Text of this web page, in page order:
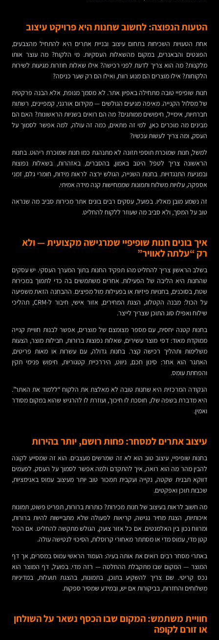
הטעות הנפוצה: לחשוב שחנות היא פרויקט עיצוב
אחת הטעויות השכיחות בתחום עיצוב ובניית אתרים היא להתחיל מהצבעים,
הפונטים והבאנרים, במקום מהשאלות העסקיות. מי הלקוח? מה עוצר אותו
מלקנות? מה הוא צריך לדעת לפני רכישה? אילו שאלות חוזרות מגיעות לשירות
הלקוחות? אילו מוצרים הם מנוע רווח, ואילו הם רק שער כניסה?
חנות שופיפיי טובה מתחילה באפיון אתר. לא מסמך מנופח, אלא הבנה פרקטית
של מסלול הקנייה. מאיפה מגיעים הגולשים — מקידום אורגני, קמפיינים, רשתות
חברתיות, אימייל, חיפושים ממותגים? מה הם רואים בשניות הראשונות? האם הם
מבינים מה מוכרים כאן, למי זה מתאים, כמה זה עולה, למה אפשר לסמוך על
העסק, ומה צריך לעשות עכשיו?
למשל, חנות שמוכרת תוספי תזונה לא מתנהגת כמו חנות שמוכרת ריהוט. בחנות
הראשונה צריך לטפל היטב באמון, בהסברים, באזהרות, בשאלות נפוצות
ובמניעת התנגדויות. בחנות השנייה, הגולש ירצה לראות מידות, חומרי גלם, זמני
אספקה, עלויות משלוח ותמונות שממחישות קנה מידה אמיתי.
זה נשמע מובן מאליו. בפועל, עסקים רבים בונים אתר מכירות סביב מה שנראה
טוב על המסך, ולא סביב מה שעוזר ללקוח להחליט.
איך בונים חנות שופיפיי שמרגישה מקצועית — ולא
רק “עלתה לאוויר”
בשלב הראשון צריך להחליט מהו תפקיד החנות בתוך המערך העסקי. יש עסקים
שהחנות היא הליבה של הפעילות. אחרים משתמשים בה כדי לתמוך במכירות
שטח, בסוכנים, בחנויות פיזיות או בפעילות מול מפיצים. ההבחנה הזאת משפיעה
על הכול: מבנה הקטלוג, הצגת המחירים, אזור אישי, חיבור ל-CRM, תהליכי
שילוח ואפילו סוג התוכן שצריך לייצר.
בחנות קטנה יחסית, עם מספר מצומצם של מוצרים, אפשר לבנות חוויית קנייה
ממוקדת מאוד: דפי מוצר עשירים, שאלות נפוצות ברורות, חבילות מוצר, הצעות
משלימות ותהליך רכישה קצר. בחנות גדולה, עם עשרות או מאות פריטים,
האתגר הוא אחר: סינון חכם, ניווט, היררכיית קטגוריות, חיפוש פנימי תקין
והפחתת עומס.
הנקודה המרכזית היא שחנות טובה לא מאלצת את הלקוח “ללמוד את האתר”.
היא מדברת בשפה שלו, חוסכת לו חיכוך, ועוזרת לו להרגיש שהוא במקום מסודר
ואמין.
עיצוב אתרים למסחר: פחות רושם, יותר בהירות
בחנות שופיפיי, עיצוב טוב הוא לא זה שמרשים מעצבים. הוא זה שמסייע לקונה
להבין מהר מה הוא רואה, איך להתקדם ולמה אפשר לסמוך על העסק. לפעמים
דווקא תבנית שקטה, נקייה ועקבית תמכור טוב יותר מעיצוב עמוס באנימציות,
שכבות תוכן ואפקטים.
מה חשוב לראות בעיצוב של חנות מכירות? כותרות ברורות, תפריט פשוט, תמונות
איכותיות, הצגת מחיר נגישה, קריאות לפעולה שלא מתביישות להיות ברורות,
ומרווח נכון בין האלמנטים. אם כל אזור צועק, הגולש מתקשה להחליט. אם הכול
קטן מדי, עמוס מדי או מסתתר מאחורי קרוסלות, הסיכוי לנטישה עולה.
באתרי מסחר רבים רואים את אותה בעיה: העמוד הראשי עמוס במסרים, אך דף
המוצר — המקום שבו מתקבלת ההחלטה — רזה מדי. בפועל, דף המוצר הוא
נכס קריטי. שם צריך להשקיע בתוכן, בתמונות, בהצגת תועלות, במדיניות
משלוחים והחזרות, בביקורות אם יש, ובמידע שמסיר ספקות.
חוויית משתמש: המקום שבו הכסף נשאר על השולחן
או זורם לקופה